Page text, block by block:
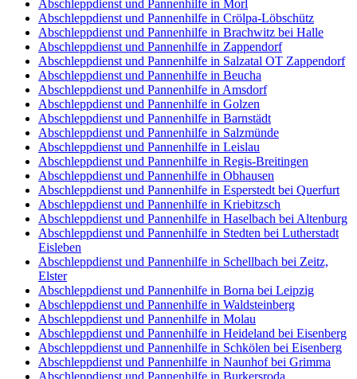
Abschleppdienst und Pannenhilfe in Morl
Abschleppdienst und Pannenhilfe in Crölpa-Löbschütz
Abschleppdienst und Pannenhilfe in Brachwitz bei Halle
Abschleppdienst und Pannenhilfe in Zappendorf
Abschleppdienst und Pannenhilfe in Salzatal OT Zappendorf
Abschleppdienst und Pannenhilfe in Beucha
Abschleppdienst und Pannenhilfe in Amsdorf
Abschleppdienst und Pannenhilfe in Golzen
Abschleppdienst und Pannenhilfe in Barnstädt
Abschleppdienst und Pannenhilfe in Salzmünde
Abschleppdienst und Pannenhilfe in Leislau
Abschleppdienst und Pannenhilfe in Regis-Breitingen
Abschleppdienst und Pannenhilfe in Obhausen
Abschleppdienst und Pannenhilfe in Esperstedt bei Querfurt
Abschleppdienst und Pannenhilfe in Kriebitzsch
Abschleppdienst und Pannenhilfe in Haselbach bei Altenburg
Abschleppdienst und Pannenhilfe in Stedten bei Lutherstadt
Eisleben
Abschleppdienst und Pannenhilfe in Schellbach bei Zeitz,
Elster
Abschleppdienst und Pannenhilfe in Borna bei Leipzig
Abschleppdienst und Pannenhilfe in Waldsteinberg
Abschleppdienst und Pannenhilfe in Molau
Abschleppdienst und Pannenhilfe in Heideland bei Eisenberg
Abschleppdienst und Pannenhilfe in Schkölen bei Eisenberg
Abschleppdienst und Pannenhilfe in Naunhof bei Grimma
Abschleppdienst und Pannenhilfe in Burkersroda